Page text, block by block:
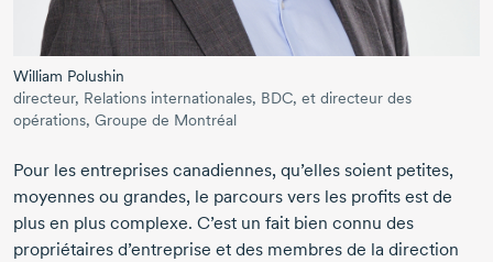
William Polushin
directeur, Relations internationales, BDC, et directeur des
opérations, Groupe de Montréal
Pour les entreprises canadiennes, qu’elles soient petites,
moyennes ou grandes, le parcours vers les profits est de
plus en plus complexe. C’est un fait bien connu des
propriétaires d’entreprise et des membres de la direction